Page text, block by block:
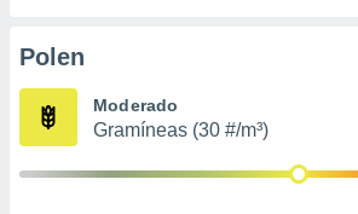
e
mediante
Polen
Moderado
Gramíneas (30 #/m³)